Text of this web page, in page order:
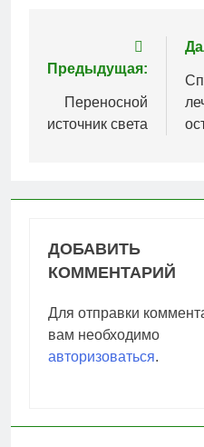
Навигация
по
записям
Предыдущая:
Переносной
источник света
ДОБАВИТЬ
КОММЕНТАРИЙ
Для отправки
вам необходимо
авторизоваться.